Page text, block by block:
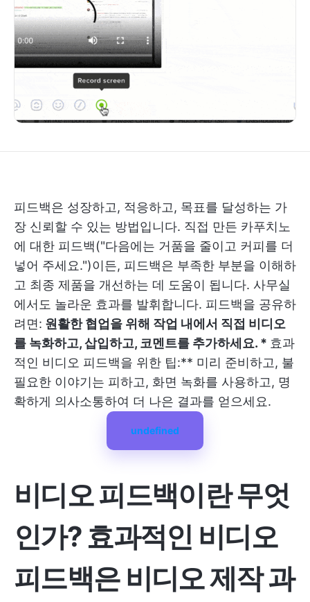
피드백은 성장하고, 적응하고, 목표를 달성하는 가
장 신뢰할 수 있는 방법입니다. 직접 만든 카푸치노
에 대한 피드백("다음에는 거품을 줄이고 커피를 더
넣어 주세요.")이든, 피드백은 부족한 부분을 이해하
고 최종 제품을 개선하는 데 도움이 됩니다. 사무실
에서도 놀라운 효과를 발휘합니다. 피드백을 공유하
려면: 원활한 협업을 위해 작업 내에서 직접 비디오
를 녹화하고, 삽입하고, 코멘트를 추가하세요. * 효과
적인 비디오 피드백을 위한 팁:** 미리 준비하고, 불
필요한 이야기는 피하고, 화면 녹화를 사용하고, 명
확하게 의사소통하여 더 나은 결과를 얻으세요.
undefined
비디오 피드백이란 무엇
인가? 효과적인 비디오
피드백은 비디오 제작 과